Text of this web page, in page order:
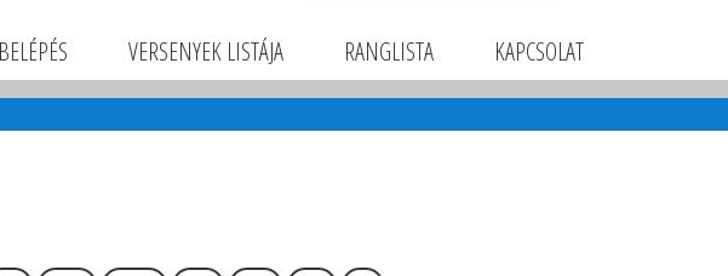
BELÉPÉS VERSENYEK LISTÁJA RANGLISTA KAPCSOLAT